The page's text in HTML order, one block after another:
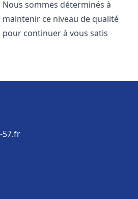
Nous sommes déterminés à
maintenir ce niveau de qualité
pour continuer à vous satis
57.fr